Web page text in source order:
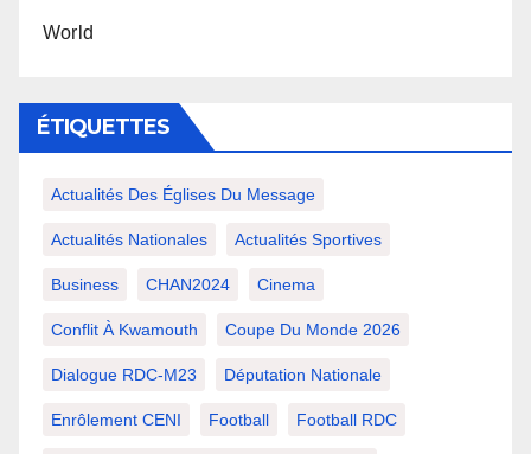
World
ÉTIQUETTES
Actualités Des Églises Du Message
Actualités Nationales Actualités Sportives
Business CHAN2024 Cinema
Conflit À Kwamouth Coupe Du Monde 2026
Dialogue RDC-M23 Députation Nationale
Enrôlement CENI Football Football RDC